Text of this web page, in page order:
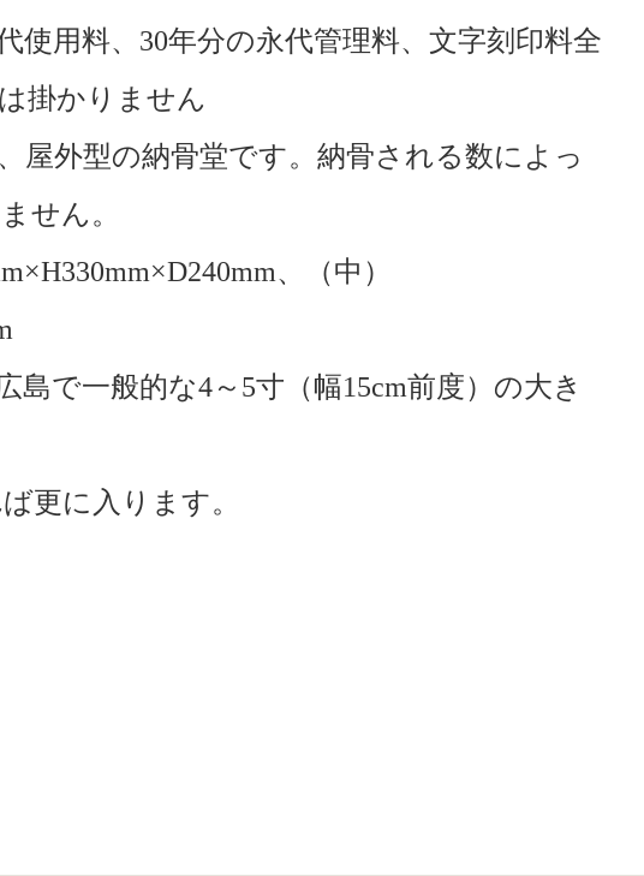
使用料、30年分の永代管理料、文字刻印料全
掛かりません
屋外型の納骨堂です。納骨される数によっ
せん。
、（中）
島で一般的な4～5寸（幅15cm前度）の大き
更に入ります。